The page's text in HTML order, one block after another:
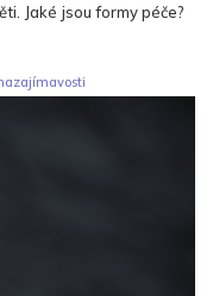
Jaké jsou formy péče?
zajímavosti